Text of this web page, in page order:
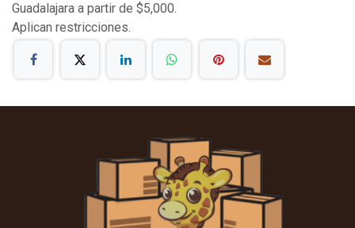
Guadalajara a partir de $5,000.
Aplican restricciones.